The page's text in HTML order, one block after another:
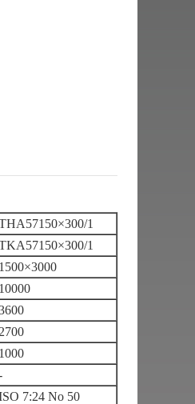
1
1
1500×3000
10000
2700
1000
7:24 No 50